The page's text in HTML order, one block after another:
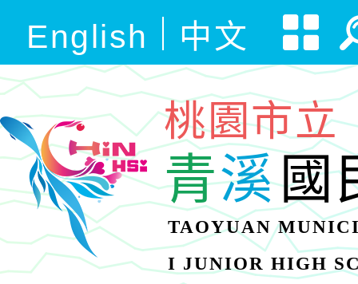
English 中文
桃園市立
青溪國
TAOYUAN
I JUNIOR HIGH